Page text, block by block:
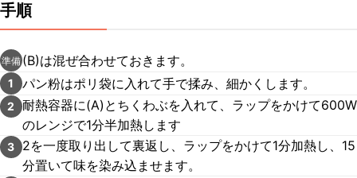
手順
準備 (B)は混ぜ合わせておきます。
1 パン粉はポリ袋に入れて手で揉み、細かくします。
2
耐熱容器に(A)とちくわぶを入れて、ラップをかけて600W
のレンジで1分半加熱します
3
2を一度取り出して裏返し、ラップをかけて1分加熱し、15
分置いて味を染み込ませます。